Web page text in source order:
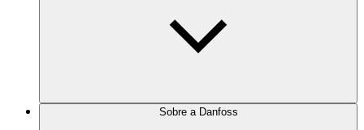
Sobre a Danfoss